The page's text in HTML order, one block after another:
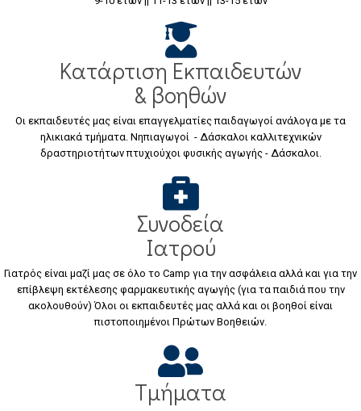
Κατάρτιση Εκπαιδευτών
& βοηθών
Οι εκπαιδευτές μας είναι επαγγελματίες παιδαγωγοί ανάλογα με τα
ηλικιακά τμήματα. Νηπιαγωγοί - Δάσκαλοι καλλιτεχνικών
δραστηριοτήτων πτυχιούχοι φυσικής αγωγής - Δάσκαλοι.
Συνοδεία
Ιατρού
Γιατρός είναι μαζί μας σε όλο το Camp για την ασφάλεια αλλά και για την
επίβλεψη εκτέλεσης φαρμακευτικής αγωγής (για τα παιδιά που την
ακολουθούν) Όλοι οι εκπαιδευτές μας αλλά και οι βοηθοί είναι
πιστοποιημένοι Πρώτων Βοηθειών.
Τμήματα